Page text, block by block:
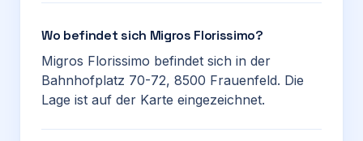
Wo befindet sich Migros Florissimo?
Migros Florissimo befindet sich in der
Bahnhofplatz 70-72, 8500 Frauenfeld. Die
Lage ist auf der Karte eingezeichnet.